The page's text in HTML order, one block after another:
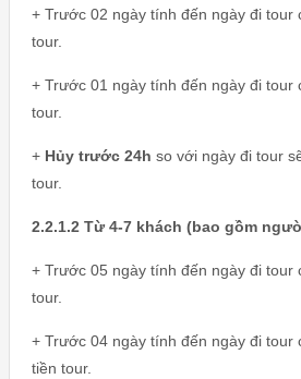
+ Trước 02 ngày tính đến ngày đi tour
tour.
+ Trước 01 ngày tính đến ngày đi tour
tour.
+ Hủy trước 24h so với ngày đi tour
tour.
2.2.1.2 Từ 4-7 khách (bao gồm
+ Trước 05 ngày tính đến ngày đi tour
tour.
+ Trước 04 ngày tính đến ngày đi tour
tiền tour.